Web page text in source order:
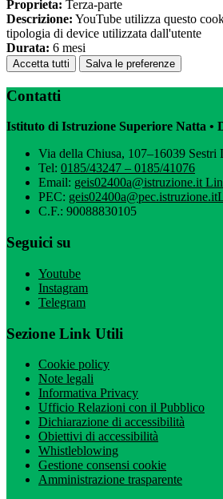
Proprieta: Terza-parte
Descrizione: YouTube utilizza questo
tipologia di device utilizzata dall'utente
Durata: 6 mesi
Accetta tutti Salva le preferenze
Contatti
Istituto di Istruzione Superiore Natta •
Via della Chiusa, 107–16039 Sestri
Tel: 0185/43247 – 0185/41076
Email: geis02400a@istruzione.it
PEC: geis02400a@pec.istruzione.it
C.F.: 90088830105
Seguici su
Youtube
Instagram
Telegram
Sezione Link Utili
Cookie policy
Note legali
Informativa Privacy
Ufficio Relazioni con il Pubblico
Dichiarazione di accessibilità
Obiettivi di accessibilità
Whistleblowing
Gestione consensi cookie
Amministrazione trasparente